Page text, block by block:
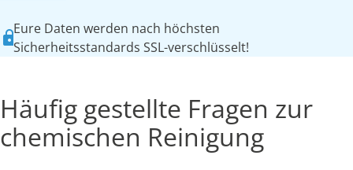
Eure Daten werden nach höchsten
Sicherheitsstandards SSL-verschlüsselt!
Häufig gestellte Fragen zur
chemischen Reinigung